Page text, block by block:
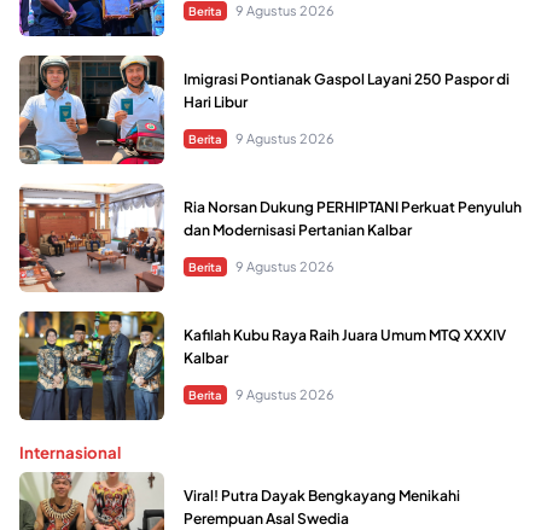
Berita 9 Agustus 2026
Imigrasi Pontianak Gaspol Layani 250 Paspor di
Hari Libur
Berita 9 Agustus 2026
Ria Norsan Dukung PERHIPTANI Perkuat Penyuluh
dan Modernisasi Pertanian Kalbar
Berita 9 Agustus 2026
Kafilah Kubu Raya Raih Juara Umum MTQ XXXIV
Kalbar
Berita 9 Agustus 2026
Internasional
Viral! Putra Dayak Bengkayang Menikahi
Perempuan Asal Swedia